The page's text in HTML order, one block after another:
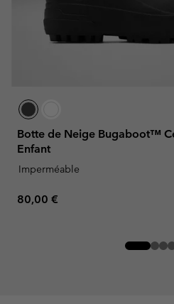
Botte de Neige Bugaboot™
Enfant
Imperméable
Regular price:
80,00 €